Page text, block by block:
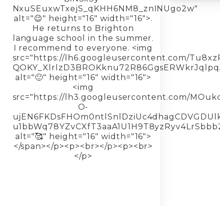
NxuSEuxwTxejS_qKHH6NM8_znINUgo2w"
alt="😉" height="16" width="16">.
He returns to Brighton
language school in the summer.
I recommend to everyone. <img
src="https://lh6.googleusercontent.com/
alt="🙂" height="16" width="16">
<img
src="https://lh3.googleusercontent.com/
O-
alt="🥰" height="16" width="16">
</span></p><p><br></p><p><br>
</p>